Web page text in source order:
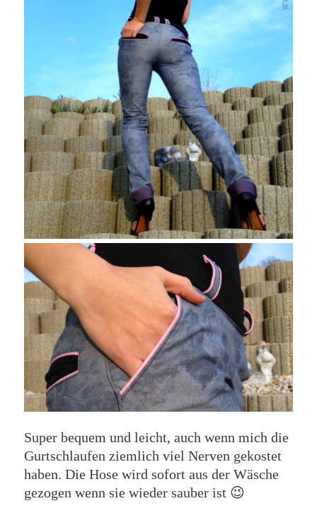
Super bequem und leicht, auch wenn mich die
Gurtschlaufen ziemlich viel Nerven gekostet
haben. Die Hose wird sofort aus der Wäsche
gezogen wenn sie wieder sauber ist 😉